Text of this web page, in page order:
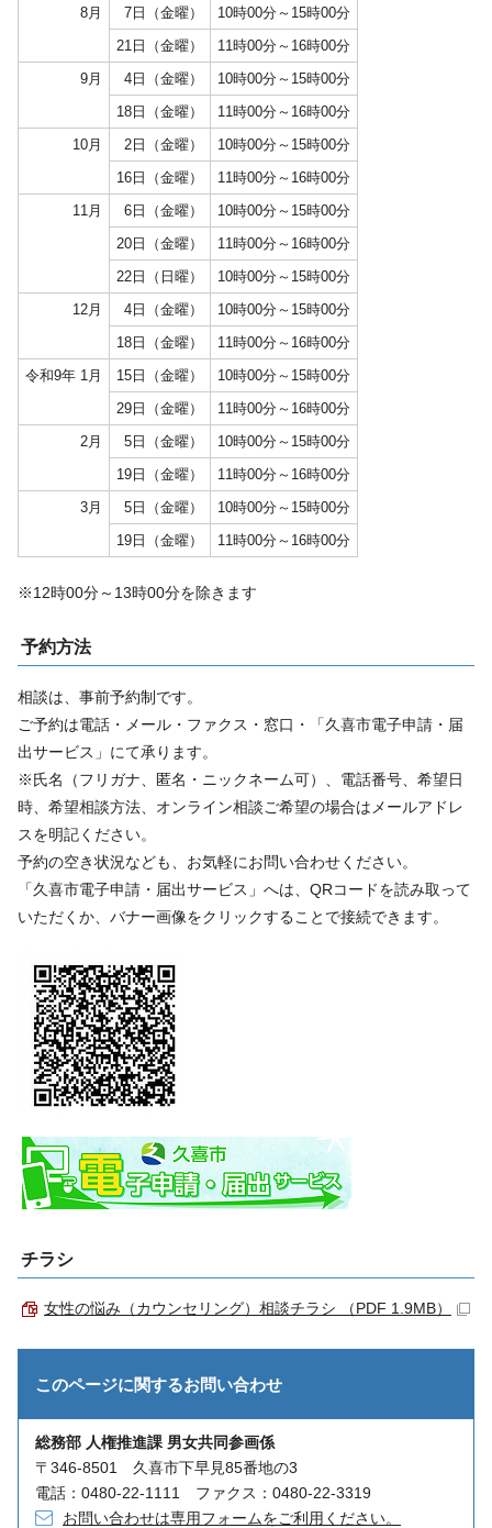
8月 7日（金曜）
10時00分～15時00分
21日（金曜）
11時00分～16時00分
9月
4日（金曜）
10時00分～15時00分
18日（金曜）
11時00分～16時00分
10月
2日（金曜）
10時00分～15時00分
16日（金曜）
11時00分～16時00分
11月
6日（金曜）
10時00分～15時00分
20日（金曜）
11時00分～16時00分
22日（日曜）
10時00分～15時00分
12月
4日（金曜）
10時00分～15時00分
18日（金曜）
11時00分～16時00分
令和9年 1月
15日（金曜）
10時00分～15時00分
29日（金曜）
11時00分～16時00分
2月
5日（金曜）
10時00分～15時00分
19日（金曜）
11時00分～16時00分
3月
5日（金曜）
10時00分～15時00分
19日（金曜）
11時00分～16時00分
※12時00分～13時00分を除きます
予約方法
相談は、事前予約制です。
ご予約は電話・メール・ファクス・窓口・「久喜市電子申請・届
出サービス」にて承ります。
※氏名（フリガナ、匿名・ニックネーム可）、電話番号、希望日
時、希望相談方法、オンライン相談ご希望の場合はメールアドレ
スを明記ください。
予約の空き状況なども、お気軽にお問い合わせください。
「久喜市電子申請・届出サービス」へは、QRコードを読み取って
いただくか、バナー画像をクリックすることで接続できます。
チラシ
女性の悩み（カウンセリング）相談チラシ （PDF 1.9MB）
このページに関するお問い合わせ
総務部 人権推進課 男女共同参画係
〒346-8501 久喜市下早見85番地の3
電話：0480-22-1111 ファクス：0480-22-3319
お問い合わせは専用フォームをご利用ください。